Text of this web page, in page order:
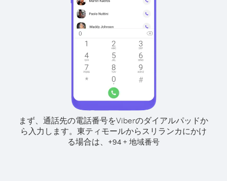
まず、通話先の電話番号をViberのダイアルパッドか
ら入力します。 東ティモールからスリランカにかけ
る場合は、 +94 + 地域番号